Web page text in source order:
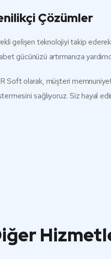
Çözümler
gelişen teknolojiyi takip
gücünüzü artırmanıza
Soft olarak, müşteri
sağlıyoruz. Siz hayal